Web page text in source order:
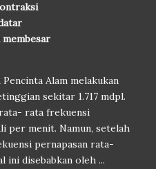
Alam melakukan
sekitar 1.717 mdpl.
rata frekuensi
per menit. Namun, setelah
pernapasan rata-
ini disebabkan oleh ...